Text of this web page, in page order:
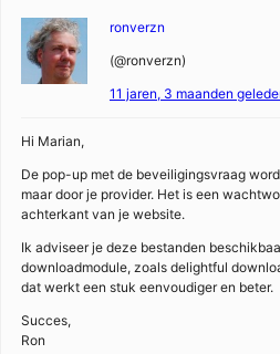
ronverzn
(@ronverzn)
11 jaren, 3 maanden
Hi Marian,
De pop-up met de beveiligingsvraag
maar door je provider. Het is een
achterkant van je website.
Ik adviseer je deze bestanden
downloadmodule, zoals delightful
dat werkt een stuk eenvoudiger en beter.
Succes,
Ron